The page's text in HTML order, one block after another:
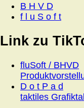
B H V D
f l u S o f t
Link zu
fluSoft / BHVD
D o t P a d
taktiles